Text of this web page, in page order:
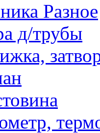
Разное
д/трубы